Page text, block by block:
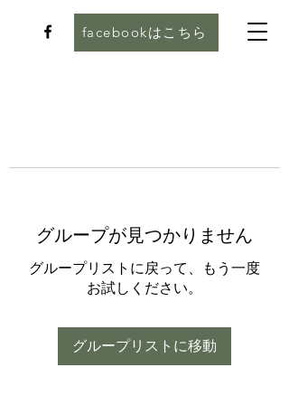
facebookはこちら
グループが見つかりません
グループリストに戻って、もう一度
お試しください。
グループリストに移動